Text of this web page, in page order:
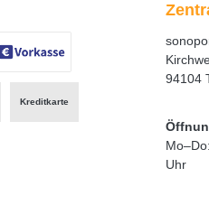
94104
Uhr
Kreditkarte